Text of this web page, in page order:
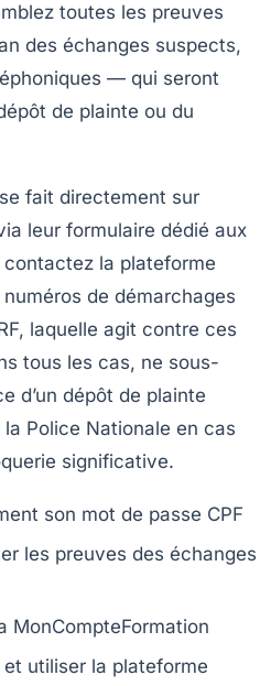
toutes les preuves
des échanges suspects,
— qui seront
de plainte ou du
fait directement sur
leur formulaire dédié aux
la plateforme
de démarchages
laquelle agit contre ces
tous les cas, ne sous-
d’un dépôt de plainte
Police Nationale en cas
significative.
son mot de passe CPF
les preuves des échanges
MonCompteFormation
et utiliser la plateforme